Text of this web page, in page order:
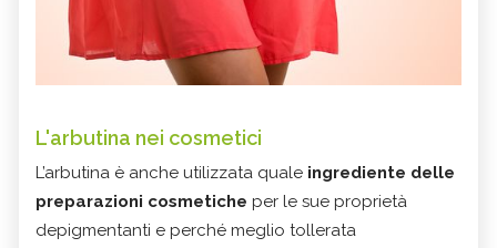
L'arbutina nei cosmetici
L’arbutina è anche utilizzata quale ingrediente delle
preparazioni cosmetiche per le sue proprietà
depigmentanti e perché meglio tollerata